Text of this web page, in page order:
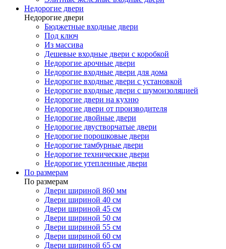
Недорогие двери
Недорогие двери
Бюджетные входные двери
Под ключ
Из массива
Дешевые входные двери с коробкой
Недорогие арочные двери
Недорогие входные двери для дома
Недорогие входные двери с установкой
Недорогие входные двери с шумоизоляцией
Недорогие двери на кухню
Недорогие двери от производителя
Недорогие двойные двери
Недорогие двустворчатые двери
Недорогие порошковые двери
Недорогие тамбурные двери
Недорогие технические двери
Недорогие утепленные двери
По размерам
По размерам
Двери шириной 860 мм
Двери шириной 40 см
Двери шириной 45 см
Двери шириной 50 см
Двери шириной 55 см
Двери шириной 60 см
Двери шириной 65 см